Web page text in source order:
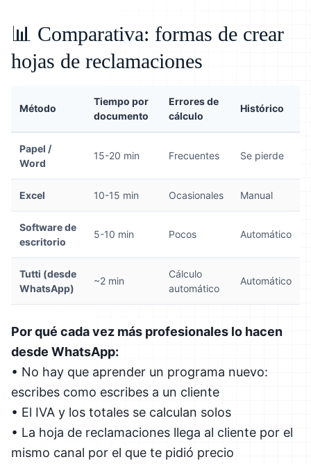
📊 Comparativa: formas de crear
hojas de reclamaciones
Método
Tiempo por
documento
Errores de
cálculo
Histórico
Papel /
Word
15-20 min Frecuentes Se pierde
Excel 10-15 min Ocasionales Manual
Software de
escritorio
5-10 min Pocos Automático
Tutti (desde
WhatsApp)
~2 min
Cálculo
automático
Automático
Por qué cada vez más profesionales lo hacen
desde WhatsApp:
• No hay que aprender un programa nuevo:
escribes como escribes a un cliente
• El IVA y los totales se calculan solos
• La hoja de reclamaciones llega al cliente por el
mismo canal por el que te pidió precio